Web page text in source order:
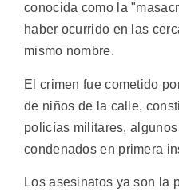
conocida como la
haber ocurrido en las
mismo nombre.
El crimen fue cometido
de niños de la calle,
policías militares,
condenados en primera
Los asesinatos ya son la